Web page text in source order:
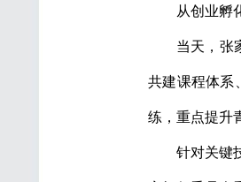
从创业孵
当天，张
共建课程体系
练，重点提升
针对关键